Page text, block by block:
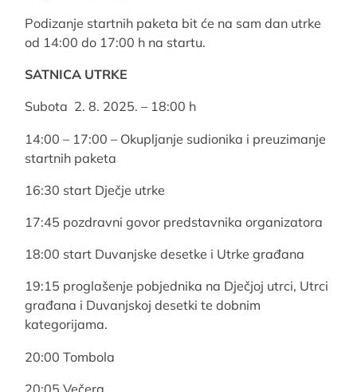
Podizanje startnih paketa bit će na sam dan utrke
od 14:00 do 17:00 h na startu.
SATNICA UTRKE
Subota 2. 8. 2025. – 18:00 h
14:00 – 17:00 – Okupljanje sudionika i preuzimanje
startnih paketa
16:30 start Dječje utrke
17:45 pozdravni govor predstavnika organizatora
18:00 start Duvanjske desetke i Utrke građana
19:15 proglašenje pobjednika na Dječjoj utrci, Utrci
građana i Duvanjskoj desetki te dobnim
kategorijama.
20:00 Tombola
20:05 Večera